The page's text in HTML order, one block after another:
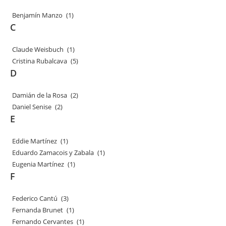
Benjamín Manzo (1)
C
Claude Weisbuch (1)
Cristina Rubalcava (5)
D
Damián de la Rosa (2)
Daniel Senise (2)
E
Eddie Martínez (1)
Eduardo Zamacois y Zabala (1)
Eugenia Martínez (1)
F
Federico Cantú (3)
Fernanda Brunet (1)
Fernando Cervantes (1)